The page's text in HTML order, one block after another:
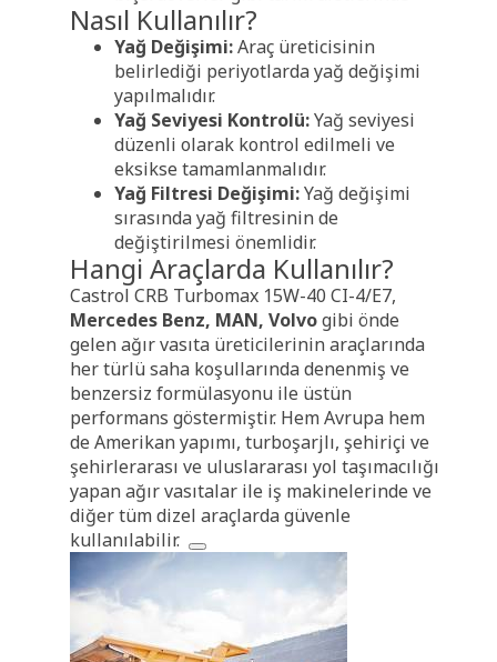
Nasıl Kullanılır?
Yağ Değişimi:Araç üreticisinin
belirlediği periyotlarda yağ değişimi
yapılmalıdır.
Yağ Seviyesi Kontrolü:Yağ seviyesi
düzenli olarak kontrol edilmeli ve
eksikse tamamlanmalıdır.
Yağ Filtresi Değişimi:Yağ değişimi
sırasında yağ filtresinin de
değiştirilmesi önemlidir.
Hangi Araçlarda Kullanılır?
Castrol CRB Turbomax 15W-40 CI-4/E7,
Mercedes Benz, MAN, Volvogibi önde
gelen ağır vasıta üreticilerinin araçlarında
her türlü saha koşullarında denenmiş ve
benzersiz formülasyonu ile üstün
performans göstermiştir. Hem Avrupa hem
de Amerikan yapımı, turboşarjlı, şehiriçi ve
şehirlerarası ve uluslararası yol taşımacılığı
yapan ağır vasıtalar ile iş makinelerinde ve
diğer tüm dizel araçlardagüvenle
kullanılabilir.